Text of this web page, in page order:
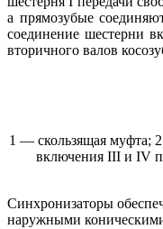
а прямозубые
соединение шестерни
вторичного валов
1 — скользящая муфта;
включения III и IV
Синхронизаторы
наружными